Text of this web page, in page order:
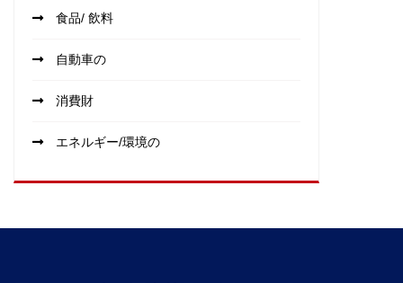
食品/ 飲料
自動車の
消費財
エネルギー/環境の